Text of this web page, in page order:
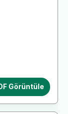
Görüntüle